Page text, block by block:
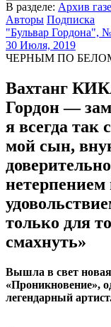
В разделе: Архив
Авторы Подписка
"Бульвар Гордона",
30 Июля, 2019
ЧЕРНЫМ ПО
Вахтанг
Гордон —
я всегда так
мой сын,
нетерпением
только для
смахнуть»
Вышла в свет
«Проникновение»,
легендарный